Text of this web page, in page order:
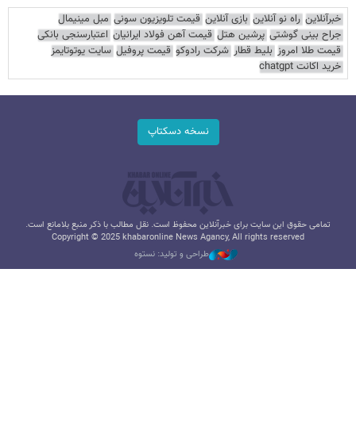
خبرآنلاین راه نو آنلاین بازی آنلاین قیمت تلویزیون سونی مبل مینیمال
جراح بینی گوشتی پرشین هتل قیمت آهن فولاد ایرانیان اعتبارسنجی بانکی
قیمت طلا امروز بلیط قطار شرکت رادوکو قیمت پروفیل سایت یوتوتایمز
خرید اکانت chatgpt
نسخه دسکتاپ
تمامی حقوق این سایت برای خبرآنلاین محفوظ است. نقل مطالب با ذکر منبع بلامانع است.
Copyright © 2025 khabaronline News Agancy, All rights reserved
طراحی و تولید: نستوه